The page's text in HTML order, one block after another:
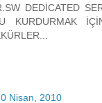
DEDİCATED
KURDURMAK
Nisan, 2010